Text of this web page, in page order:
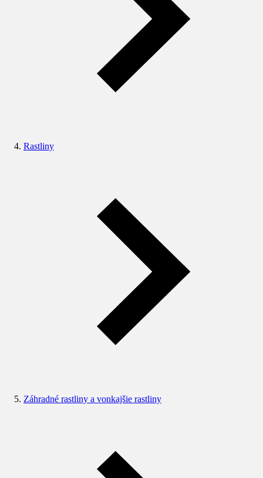
Rastliny
Záhradné rastliny a vonkajšie rastliny